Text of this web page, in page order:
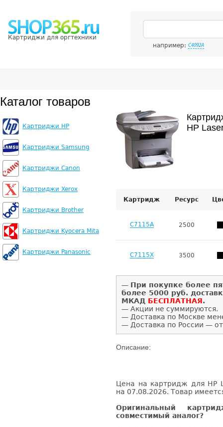
Картриджи для оргтехники
например: C4092A
Каталог товаров
Картриджи HP
Картриджи Samsung
Картриджи Canon
Картриджи Xerox
Картриджи Brother
Картриджи Kyocera Mita
Картриджи Panasonic
HP
Картридж Ресурс
C7115A 2500
C7115X 3500
— При покупке более
более 5000 руб.
МКАД БЕСПЛАТНАЯ.
— Акции не суммируются.
— Доставка по Москве
— Доставка по России —
Описание:
Цена на картридж для HP
на 07.08.2026. Товар
Оригинальный
совместимый аналог?